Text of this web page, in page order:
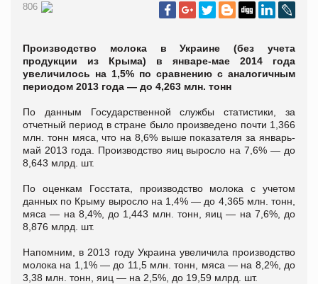
806
Производство молока в Украине (без учета
продукции из Крыма) в январе-мае 2014 года
увеличилось на 1,5% по сравнению с аналогичным
периодом 2013 года — до 4,263 млн. тонн
По данным Государственной службы статистики, за
отчетный период в стране было произведено почти 1,366
млн. тонн мяса, что на 8,6% выше показателя за январь-
май 2013 года. Производство яиц выросло на 7,6% — до
8,643 млрд. шт.
По оценкам Госстата, производство молока с учетом
данных по Крыму выросло на 1,4% — до 4,365 млн. тонн,
мяса — на 8,4%, до 1,443 млн. тонн, яиц — на 7,6%, до
8,876 млрд. шт.
Напомним, в 2013 году Украина увеличила производство
молока на 1,1% — до 11,5 млн. тонн, мяса — на 8,2%, до
3,38 млн. тонн, яиц — на 2,5%, до 19,59 млрд. шт.